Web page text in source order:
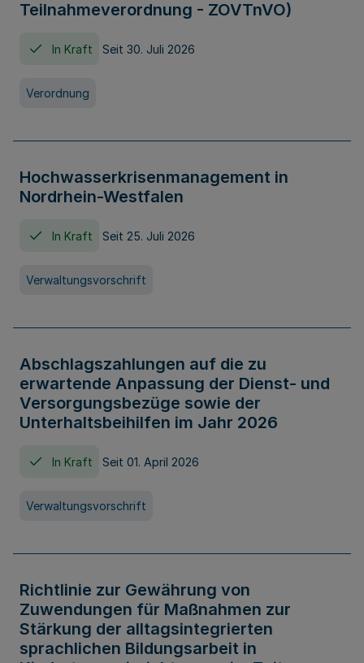
Teilnahmeverordnung - ZOVTnVO)
In Kraft Seit 30. Juli 2026
Verordnung
Hochwasserkrisenmanagement in
Nordrhein-Westfalen
In Kraft Seit 25. Juli 2026
Verwaltungsvorschrift
Abschlagszahlungen auf die zu
erwartende Anpassung der Dienst- und
Versorgungsbezüge sowie der
Unterhaltsbeihilfen im Jahr 2026
In Kraft Seit 01. April 2026
Verwaltungsvorschrift
Richtlinie zur Gewährung von
Zuwendungen für Maßnahmen zur
Stärkung der alltagsintegrierten
sprachlichen Bildungsarbeit in